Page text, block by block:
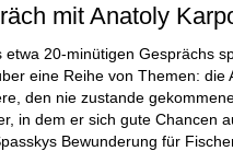
mit Anatoly
etwa 20-minütigen Gesprächs
eine Reihe von Themen: die
den nie zustande
in dem er sich gute Chancen
Bewunderung für